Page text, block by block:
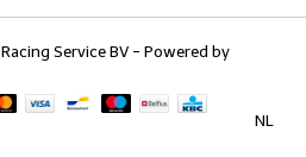
Service BV - Powered by
NL